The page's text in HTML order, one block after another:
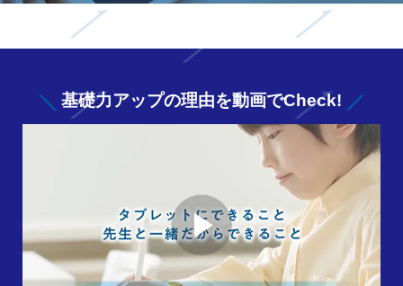
基礎力アップの理由を動画でCheck!